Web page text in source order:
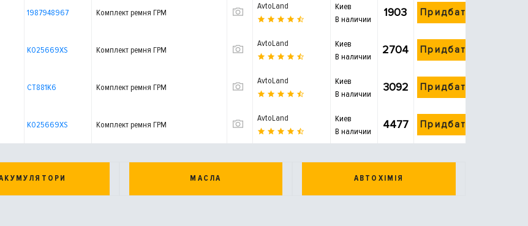
1987948967 Комплект ремня ГРМ
AvtoLand
Киев
В наличии
1903 Придбати
K025669XS Комплект ремня ГРМ
AvtoLand
Киев
В наличии
2704 Придбати
CT881K6 Комплект ремня ГРМ
AvtoLand
Киев
В наличии
3092 Придбати
K025669XS Комплект ремня ГРМ
AvtoLand
Киев
В наличии
4477 Придбати
МАСЛА АВТОХІМІЯ